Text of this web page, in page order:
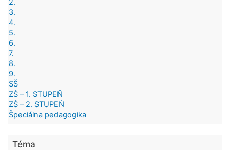
2.
3.
4.
5.
6.
7.
8.
9.
SŠ
ZŠ – 1. STUPEŇ
ZŠ – 2. STUPEŇ
Špeciálna pedagogika
Téma